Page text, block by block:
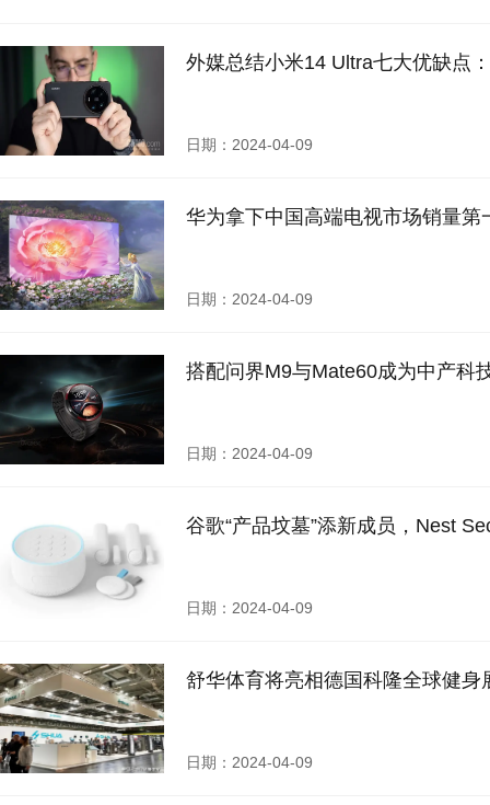
外媒总结小米14 Ultra七大优缺点
日期：2024-04-09
华为拿下中国高端电视市场销量第
日期：2024-04-09
搭配问界M9与Mate60成为中产科
日期：2024-04-09
谷歌“产品坟墓”添新成员，Nest
日期：2024-04-09
舒华体育将亮相德国科隆全球健身
日期：2024-04-09